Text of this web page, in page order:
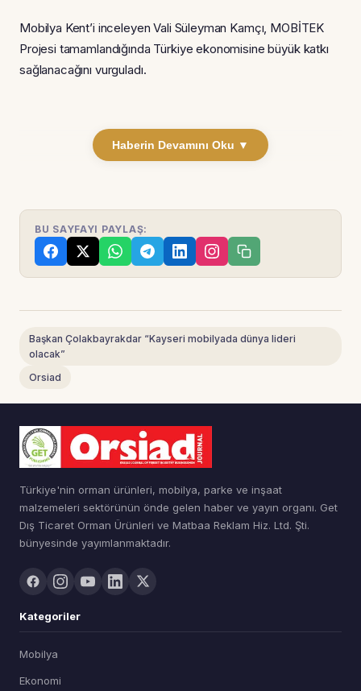
Mobilya Kent’i inceleyen Vali Süleyman Kamçı, MOBİTEK
Projesi tamamlandığında Türkiye ekonomisine büyük katkı
sağlanacağını vurguladı.
Haberin Devamını Oku ▼
BU SAYFAYI PAYLAŞ:
Başkan Çolakbayrakdar “Kayseri mobilyada dünya lideri
olacak”
Orsiad
Türkiye'nin orman ürünleri, mobilya, parke ve inşaat
malzemeleri sektörünün önde gelen haber ve yayın organı. Get
Dış Ticaret Orman Ürünleri ve Matbaa Reklam Hiz. Ltd. Şti.
bünyesinde yayımlanmaktadır.
Kategoriler
Mobilya
Ekonomi